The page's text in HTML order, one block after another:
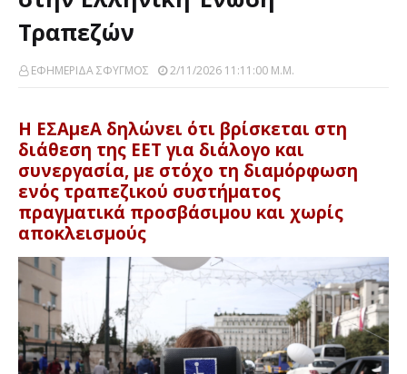
Τραπεζών
ΕΦΗΜΕΡΙΔΑ ΣΦΥΓΜΟΣ 2/11/2026 11:11:00 Μ.μ.
Η ΕΣΑμεΑ δηλώνει ότι βρίσκεται στη
διάθεση της ΕΕΤ για διάλογο και
συνεργασία, με στόχο τη διαμόρφωση
ενός τραπεζικού συστήματος
πραγματικά προσβάσιμου και χωρίς
αποκλεισμούς